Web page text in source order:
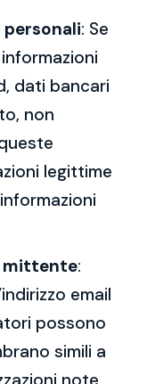
: Se
dati bancari
non
legittime
mittente:
email
possono
simili a